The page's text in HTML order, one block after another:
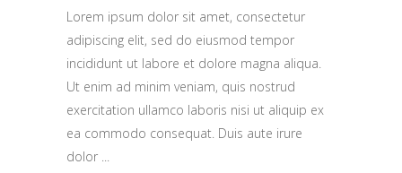
Lorem ipsum dolor sit amet, consectetur
adipiscing elit, sed do eiusmod tempor
incididunt ut labore et dolore magna aliqua.
Ut enim ad minim veniam, quis nostrud
exercitation ullamco laboris nisi ut aliquip ex
ea commodo consequat. Duis aute irure
dolor